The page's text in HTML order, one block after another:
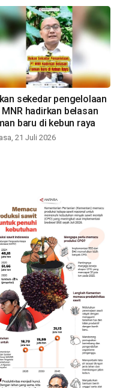
sekedar pengelolaan
MNR hadirkan belasan
baru di kebun raya
21 Juli 2026